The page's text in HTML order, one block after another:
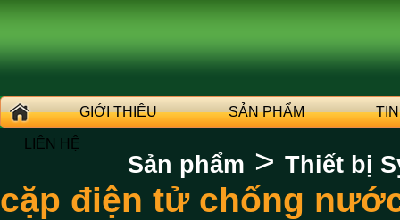
GIỚI THIỆU SẢN PHẨM
LIÊN HỆ
Sản phẩm > Thiết bị
cặp điện tử chống